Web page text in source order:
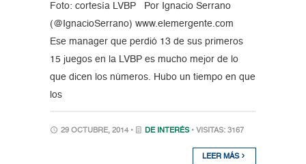
Foto: cortesía LVBP Por Ignacio Serrano
(@IgnacioSerrano) www.elemergente.com
Ese manager que perdió 13 de sus primeros
15 juegos en la LVBP es mucho mejor de lo
que dicen los números. Hubo un tiempo en que
los
29 OCTUBRE, 2014 • DE INTERÉS • VISITAS: 3167
LEER MÁS